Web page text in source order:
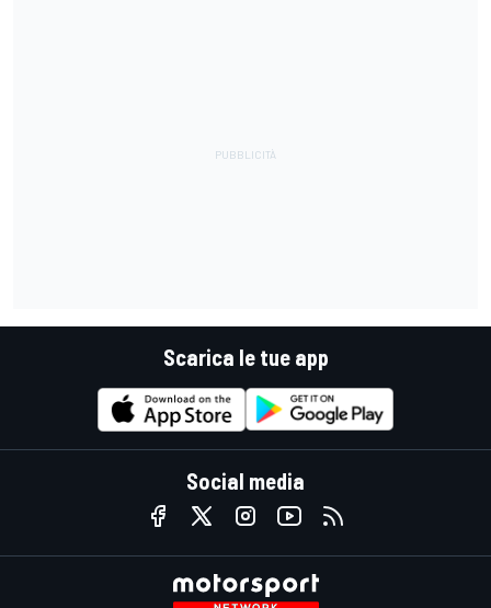
Scarica le tue app
Social media